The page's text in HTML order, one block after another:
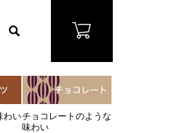
わいチョコレートのような
味わい